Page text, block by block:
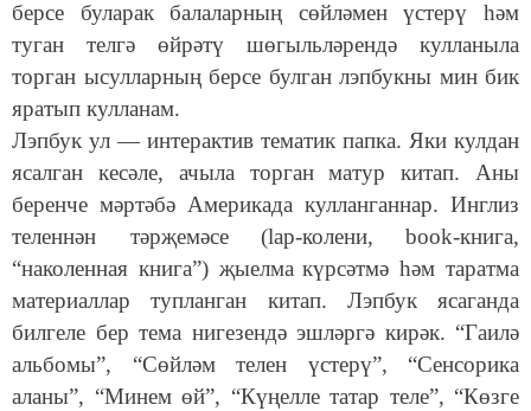
берсе буларак балаларның сөйләмен үстерү һәм
туган телгә өйрәтү шөгыльләрендә кулланыла
торган ысулларның берсе булган лэпбукны мин бик
яратып кулланам.
Лэпбук ул — интерактив тематик папка. Яки кулдан
ясалган кесәле, ачыла торган матур китап. Аны
беренче мәртәбә Америкада кулланганнар. Инглиз
теленнән тәрҗемәсе
(lap-колени,
book-книга,
“наколенная книга”) җыелма күрсәтмә һәм таратма
материаллар тупланган китап. Лэпбук ясаганда
билгеле бер тема нигезендә эшләргә кирәк. “Гаилә
альбомы”, “Сөйләм телен үстерү”, “Сенсорика
аланы”, “Минем өй”, “Күңелле татар теле”, “Көзге